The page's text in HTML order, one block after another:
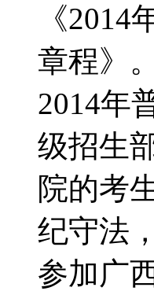
《
章程》
2014年
级招生
院的考
纪守法
参加广